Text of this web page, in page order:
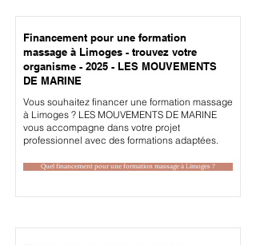
Financement pour une formation
massage à Limoges - trouvez votre
organisme - 2025 - LES MOUVEMENTS
DE MARINE
Vous souhaitez financer une formation massage
à Limoges ? LES MOUVEMENTS DE MARINE
vous accompagne dans votre projet
professionnel avec des formations adaptées.
Quel financement pour une formation massage à Limoges ?